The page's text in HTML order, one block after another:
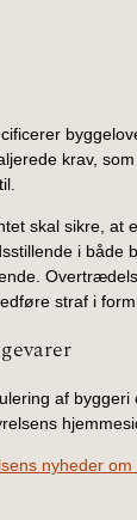
krav,
skal sikre, at
i både
straf i
af byggeri
nyheder om